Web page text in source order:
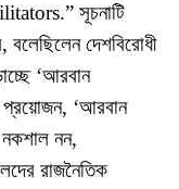
সূচনাটি
দেশবিরোধী
‘আরবান
প্রয়োজন, ‘আরবান
নকশাল নন,
রাজনৈতিক